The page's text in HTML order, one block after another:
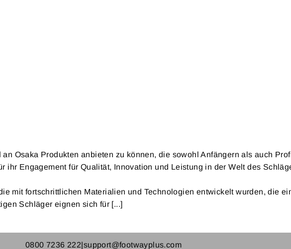
Osaka Produkten anbieten zu können, die sowohl Anfängern als auch
ihr Engagement für Qualität, Innovation und Leistung in der Welt des
mit fortschrittlichen Materialien und Technologien entwickelt wurden, die
Schläger eignen sich für [...]
0800 7236 222|support@footwayplus.com